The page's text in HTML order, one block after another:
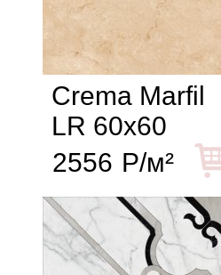
Crema Marfil
LR 60x60
2556 Р/м²